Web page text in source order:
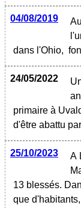
04/08/2019
dans l'Ohio,
24/05/2022
primaire à
d'être abattu
25/10/2023 A
13 blessés.
que